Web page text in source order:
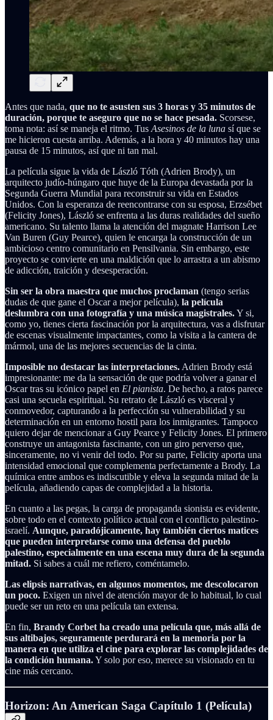
Antes que nada, que no te asusten sus 3 horas y 35 minutos de
duración, porque te aseguro que no se hace pesada. Scorsese,
toma nota: así se maneja el ritmo. Tus Asesinos de la luna sí que se
me hicieron cuesta arriba. Además, a la hora y 40 minutos hay una
pausa de 15 minutos, así que ni tan mal.
La película sigue la vida de László Tóth (Adrien Brody), un
arquitecto judío-húngaro que huye de la Europa devastada por la
Segunda Guerra Mundial para reconstruir su vida en Estados
Unidos. Con la esperanza de reencontrarse con su esposa, Erzsébet
(Felicity Jones), László se enfrenta a las duras realidades del sueño
americano. Su talento llama la atención del magnate Harrison Lee
Van Buren (Guy Pearce), quien le encarga la construcción de un
ambicioso centro comunitario en Pensilvania. Sin embargo, este
proyecto se convierte en una maldición que lo arrastra a un abismo
de adicción, traición y desesperación.
Sin ser la obra maestra que muchos proclaman (tengo serias
dudas de que gane el Oscar a mejor película), la película
deslumbra con una fotografía y una música magistrales.Y si,
como yo, tienes cierta fascinación por la arquitectura, vas a disfrutar
de escenas visualmente impactantes, como la visita a la cantera de
mármol, una de las mejores secuencias de la cinta.
Imposible no destacar las interpretaciones. Adrien Brody está
impresionante: me da la sensación de que podría volver a ganar el
Oscar tras su icónico papel en El pianista. De hecho, a ratos parece
casi una secuela espiritual. Su retrato de László es visceral y
conmovedor, capturando a la perfección su vulnerabilidad y su
determinación en un entorno hostil para los inmigrantes. Tampoco
quiero dejar de mencionar a Guy Pearce y Felicity Jones. El primero
construye un antagonista fascinante, con un giro perverso que,
sinceramente, no vi venir del todo. Por su parte, Felicity aporta una
intensidad emocional que complementa perfectamente a Brody. La
química entre ambos es indiscutible y eleva la segunda mitad de la
película, añadiendo capas de complejidad a la historia.
En cuanto a las pegas, la carga de propaganda sionista es evidente,
sobre todo en el contexto político actual con el conflicto palestino-
israelí. Aunque, paradójicamente, hay también ciertos matices
que pueden interpretarse como una defensa del pueblo
palestino, especialmente en una escena muy dura de la segunda
mitad. Si sabes a cuál me refiero, coméntamelo.
Las elipsis narrativas, en algunos momentos, me descolocaron
un poco. Exigen un nivel de atención mayor de lo habitual, lo cual
puede ser un reto en una película tan extensa.
En fin, Brandy Corbet ha creado una película que, más allá de
sus altibajos, seguramente perdurará en la memoria por la
manera en que utiliza el cine para explorar las complejidades de
la condición humana.Y solo por eso, merece su visionado en tu
cine más cercano.
Horizon: An American Saga Capítulo 1 (Película)